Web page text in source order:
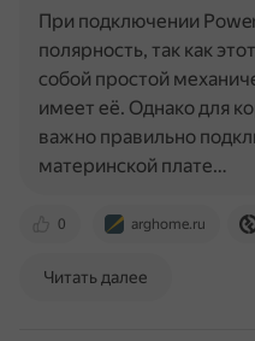
0 arghome.ru
При подключении
полярность, так как
собой простой
имеет её. Однако для
важно правильно
материнской плате…
Читать далее